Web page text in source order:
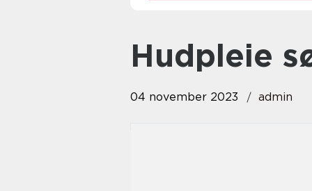
hudpleie
04 november 2023 admin